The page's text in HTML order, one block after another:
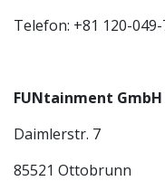
Telefon: +81 120-049-
FUNtainment GmbH
Daimlerstr. 7
85521 Ottobrunn